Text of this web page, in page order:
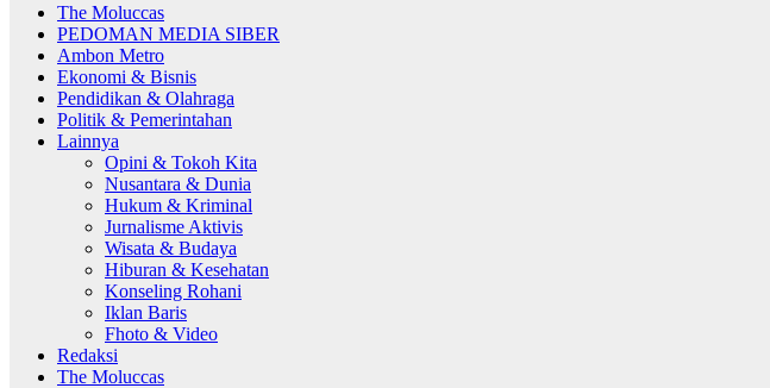
The Moluccas
PEDOMAN MEDIA SIBER
Ambon Metro
Ekonomi & Bisnis
Pendidikan & Olahraga
Politik & Pemerintahan
Lainnya
Opini & Tokoh Kita
Nusantara & Dunia
Hukum & Kriminal
Jurnalisme Aktivis
Wisata & Budaya
Hiburan & Kesehatan
Konseling Rohani
Iklan Baris
Fhoto & Video
Redaksi
The Moluccas